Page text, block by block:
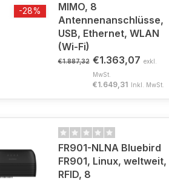
-28%
MIMO, 8
Antennenanschlüsse,
USB, Ethernet, WLAN
(Wi-Fi)
€1.887,32 €1.363,07 exkl.
MwSt.
€1.649,31 Inkl. MwSt.
FR901-NLNA Bluebird
FR901, Linux, weltweit,
RFID, 8